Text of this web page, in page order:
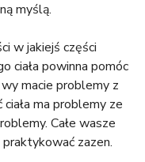
myślą.
w jakiejś części
ciała powinna pomóc
macie problemy z
ma problemy ze
Całe wasze
zazen.